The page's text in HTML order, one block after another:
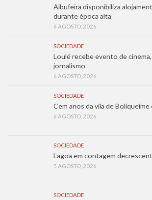
Albufeira disponibiliza
durante época alta
6 AGOSTO, 2026
SOCIEDADE
Loulé recebe evento de
jornalismo
6 AGOSTO, 2026
SOCIEDADE
Cem anos da vila de
6 AGOSTO, 2026
SOCIEDADE
Lagoa em contagem
5 AGOSTO, 2026
SOCIEDADE